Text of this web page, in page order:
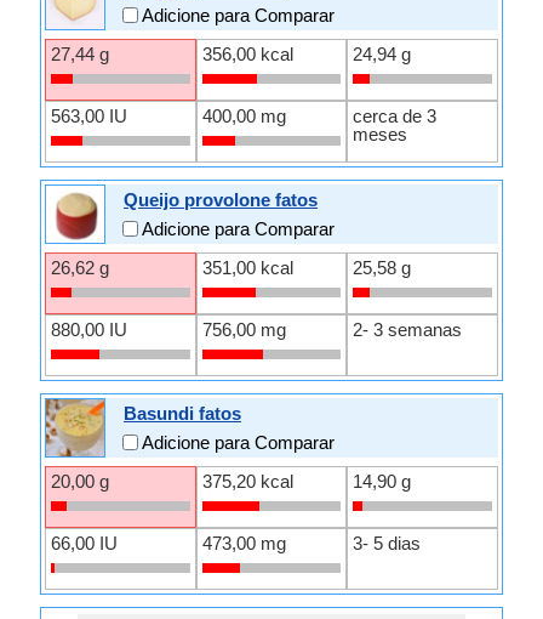
Adicione para Comparar
27,44 g
356,00 kcal 24,94 g
563,00 IU 400,00 mg
cerca de 3
meses
Queijo provolone fatos
Adicione para Comparar
26,62 g
351,00 kcal 25,58 g
880,00 IU 756,00 mg 2- 3 semanas
Basundi fatos
Adicione para Comparar
20,00 g
375,20 kcal 14,90 g
66,00 IU 473,00 mg 3- 5 dias